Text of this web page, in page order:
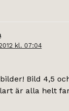
kl. 07:04
Bild 4,5
är alla helt